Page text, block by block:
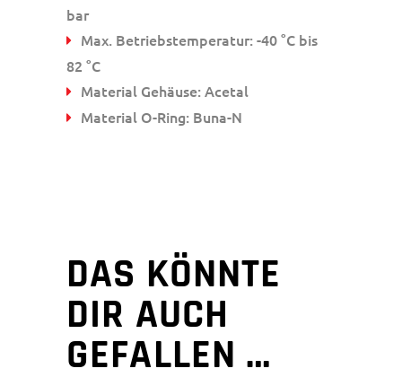
bar
Max. Betriebstemperatur: -40 °C bis
82 °C
Material Gehäuse: Acetal
Material O-Ring: Buna-N
DAS KÖNNTE
DIR AUCH
GEFALLEN …